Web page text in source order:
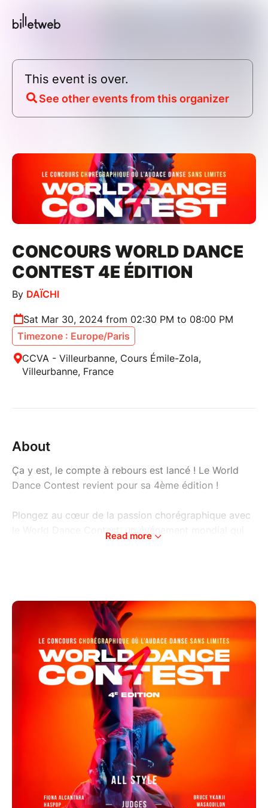
This event is over.
See other events from this organizer
CONCOURS WORLD DANCE
CONTEST 4E ÉDITION
By DAÏCHI
Sat Mar 30, 2024 from 02:30 PM to 08:00 PM
Timezone : Europe/Paris
CCVA - Villeurbanne, Cours Émile-Zola,
Villeurbanne, France
About
Ça y est, le compte à rebours est lancé ! Le World
Dance Contest revient pour sa 4ème édition !
Plongez au cœur de la passion chorégraphique avec
le World Dance Contest, un événement mondial qui
Jazz, le Contemporain, l'Afro, le Bollywood, le Tribal
et bien d'autres, le WDC offre une plateforme unique
où les danseurs peuvent fusionner les styles et se
produire sur scène.
Organisé par Daï Chi, ce concours s'érige comme un
rendez-vous incontournable où les danseurs venant
des quatre coins du globe se réunissent pour
partager leur art et se confronter dans une
compétition unique.
Préparez vous à repousser les limites de l'expression
artistique, et à tisser des liens avec des artistes du
monde entier.
Read more